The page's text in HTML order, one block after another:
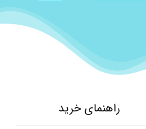
راهنمای خرید